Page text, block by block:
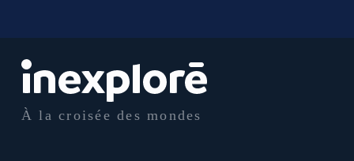
À la croisée des mondes